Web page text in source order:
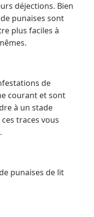
déjections. Bien
punaises sont
plus faciles à
de
courant et sont
à un stade
traces vous
punaises de lit